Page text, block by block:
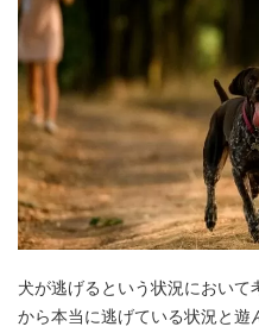
犬が逃げるという状況におい
から本当に逃げている状況と遊